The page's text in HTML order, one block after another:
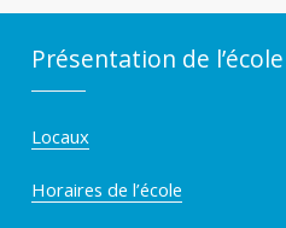
Présentation de l’école
Locaux
Horaires de l’école